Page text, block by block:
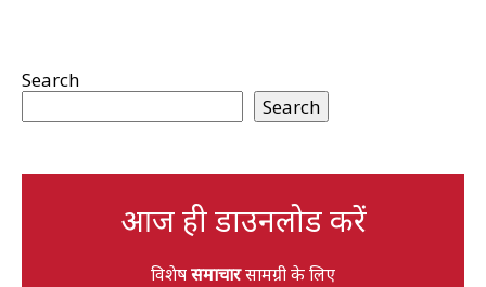
Search
Search
आज ही डाउनलोड करें
विशेषसमाचारसामग्री के लिए